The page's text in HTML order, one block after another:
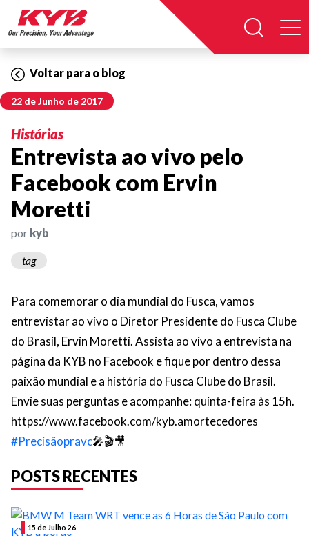
Voltar para o blog
22 de Junho de 2017
Histórias
Entrevista ao vivo pelo
Facebook com Ervin
Moretti
por kyb
tag
Para comemorar o dia mundial do Fusca, vamos
entrevistar ao vivo o Diretor Presidente do Fusca Clube
do Brasil, Ervin Moretti. Assista ao vivo a entrevista na
página da KYB no Facebook e fique por dentro dessa
paixão mundial e a história do Fusca Clube do Brasil.
Envie suas perguntas e acompanhe: quinta-feira às 15h.
https://www.facebook.com/kyb.amortecedores
#Precisãopravc🎤🎬🎥
POSTS RECENTES
15 de Julho 26